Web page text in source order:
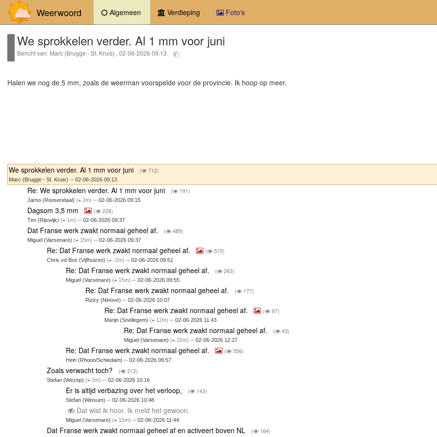
Weerwoord Algemeen (current)Verdieping Foto's
We sprokkelen verder. Al 1 mm voor juni
Bericht van: Marc (Brugge - St. Kruis) , 02-06-2026 09:13
Halen we nog de 5 mm, zoals de weerman voorspelde voor de provincie. Ik hoop op meer.
We sprokkelen verder. Al 1 mm voor juni ( 712)
Marc (Brugge - St. Kruis) -- 02-06-2026 09:13
Re: We sprokkelen verder. Al 1 mm voor juni ( 191)
Jarno (Roosendaal)( 2m) -- 02-06-2026 09:15
Dagsom 3,5 mm ( 228)
Tim (Rijswijk)( 1m) -- 02-06-2026 09:37
Dat Franse werk zwakt normaal geheel af. ( 489)
Miguel (Varsenare)( 15m) -- 02-06-2026 09:37
Re: Dat Franse werk zwakt normaal geheel af. ( 515)
Chris vd Bos (Vijfhuizen) ( -2m) -- 02-06-2026 09:51
Re: Dat Franse werk zwakt normaal geheel af. ( 263)
Miguel (Varsenare)( 15m) -- 02-06-2026 09:55
Re: Dat Franse werk zwakt normaal geheel af. ( 177)
Rizky (Ninove) -- 02-06-2026 10:07
Re: Dat Franse werk zwakt normaal geheel af. ( 97)
Marijn (Snellegem)( 12m) -- 02-06-2026 11:43
Re: Dat Franse werk zwakt normaal geheel af. ( 43)
Miguel (Varsenare) ( 15m) -- 02-06-2026 12:27
Re: Dat Franse werk zwakt normaal geheel af. ( 356)
Hein (Rhoon/Schiedam) -- 02-06-2026 09:57
Zoals verwacht toch? ( 212)
Stefan (Wezep) ( 2m) -- 02-06-2026 10:16
Er is altijd verbazing over het verloop, ( 143)
Stefan (Winsum) -- 02-06-2026 10:48
Dat wist ik hoor. Ik meld het gewoon.
Miguel (Varsenare)( 15m) -- 02-06-2026 11:44
Dat Franse werk zwakt normaal geheel af en activeert boven NL ( 164)